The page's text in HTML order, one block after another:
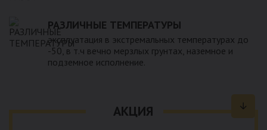
РАЗЛИЧНЫЕ ТЕМПЕРАТУРЫ
эксплуатация в экстремальных температурах до
-50, в т.ч вечно мерзлых грунтах, наземное и
подземное исполнение.
АКЦИЯ